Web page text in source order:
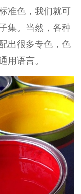
准色，我们就可
集。当然，各种
出很多专色，色
用语言。